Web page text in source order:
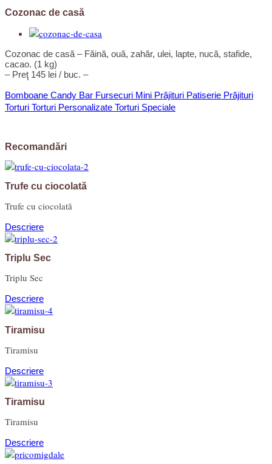
Cozonac de casă
Cozonac de casă – Făină, ouă, zahăr, ulei, lapte, nucă, stafide,
cacao. (1 kg)
– Preţ 145 lei / buc. –
Bomboane Candy Bar Fursecuri Mini Prăjituri Patiserie Prăjituri
Torturi Torturi Personalizate Torturi Speciale
Recomandări
Trufe cu ciocolată
Trufe cu ciocolată
Descriere
Triplu Sec
Triplu Sec
Descriere
Tiramisu
Tiramisu
Descriere
Tiramisu
Tiramisu
Descriere